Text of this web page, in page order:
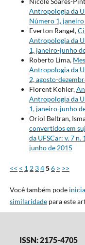
Antropologia da
Número 1,
Everton Rangel,
Antropologia da
1, janeiro-junho
Roberto Lima,
Antropologia da
2, agosto-
Florent Kohler,
Antropologia da
1, janeiro-junho
Oriol Beltran,
convertidos em
da UFSCar: v. 7
junho de 2015
<< < 1 2 3456 > >>
Você também pode
similaridadepara este
ISSN: 2175-4705